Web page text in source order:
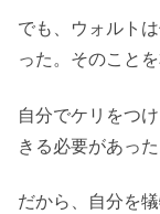
でも、ウォルト
った。そのこと
自分でケリをつ
きる必要があった
だから、自分を